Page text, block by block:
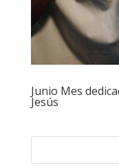
Junio Mes
Jesús